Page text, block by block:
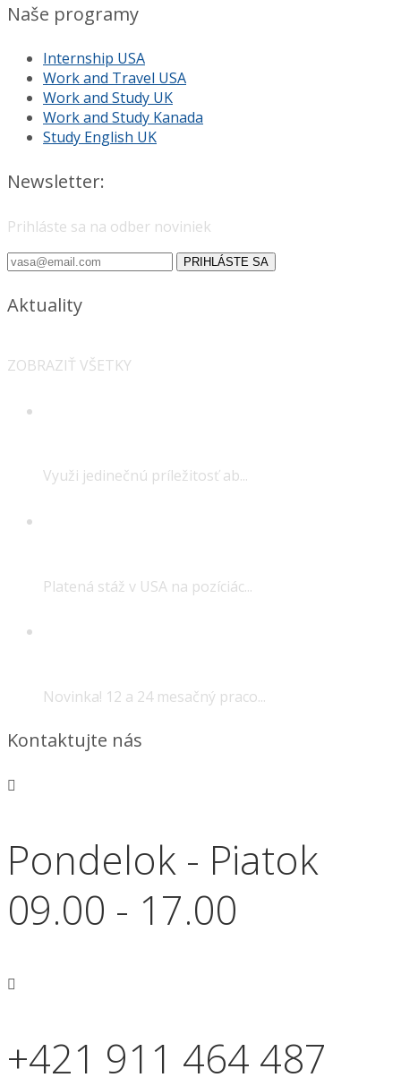
Naše programy
Internship USA
Work and Travel USA
Work and Study UK
Work and Study Kanada
Study English UK
Newsletter:
Prihláste sa na odber noviniek
PRIHLÁSTE SA
Aktuality
ZOBRAZIŤ VŠETKY
Využi jedinečnú príležitosť ab...
Platená stáž v USA na pozíciác...
Novinka! 12 a 24 mesačný praco...
Kontaktujte nás
Pondelok - Piatok
09.00 - 17.00
+421 911 464 487